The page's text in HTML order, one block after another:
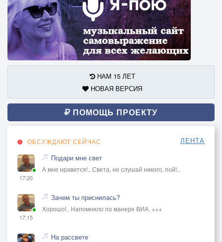
НАМ 15 ЛЕТ
НОВАЯ ВЕРСИЯ
ПОМОЩЬ ПРОЕКТУ
ОБСУЖДАЮТ СЕЙЧАС ЛЕНТА
17:20
Подари мне свет
А мне нравится!.. Света, не слушай никого, пой!..
17:15
Зачем ты приснилась?
Хорошо!.. Напомнило по манере ВИА. +++
На рассвете